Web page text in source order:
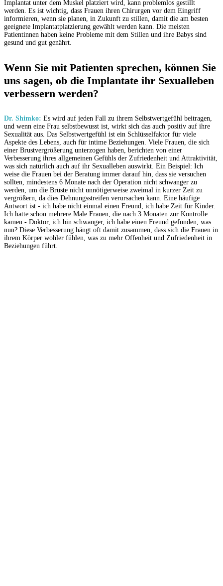
Implantat unter dem Muskel platziert wird, kann problemlos gestillt
werden. Es ist wichtig, dass Frauen ihren Chirurgen vor dem Eingriff
informieren, wenn sie planen, in Zukunft zu stillen, damit die am besten
geeignete Implantatplatzierung gewählt werden kann. Die meisten
Patientinnen haben keine Probleme mit dem Stillen und ihre Babys sind
gesund und gut genährt.
Wenn Sie mit Patienten sprechen, können Sie
uns sagen, ob die Implantate ihr Sexualleben
verbessern werden?
Dr. Shimko: Es wird auf jeden Fall zu ihrem Selbstwertgefühl beitragen,
und wenn eine Frau selbstbewusst ist, wirkt sich das auch positiv auf ihre
Sexualität aus. Das Selbstwertgefühl ist ein Schlüsselfaktor für viele
Aspekte des Lebens, auch für intime Beziehungen. Viele Frauen, die sich
einer Brustvergrößerung unterzogen haben, berichten von einer
Verbesserung ihres allgemeinen Gefühls der Zufriedenheit und Attraktivität,
was sich natürlich auch auf ihr Sexualleben auswirkt. Ein Beispiel: Ich
weise die Frauen bei der Beratung immer darauf hin, dass sie versuchen
sollten, mindestens 6 Monate nach der Operation nicht schwanger zu
werden, um die Brüste nicht unnötigerweise zweimal in kurzer Zeit zu
vergrößern, da dies Dehnungsstreifen verursachen kann. Eine häufige
Antwort ist - ich habe nicht einmal einen Freund, ich habe Zeit für Kinder.
Ich hatte schon mehrere Male Frauen, die nach 3 Monaten zur Kontrolle
kamen - Doktor, ich bin schwanger, ich habe einen Freund gefunden, was
nun? Diese Verbesserung hängt oft damit zusammen, dass sich die Frauen in
ihrem Körper wohler fühlen, was zu mehr Offenheit und Zufriedenheit in
Beziehungen führt.